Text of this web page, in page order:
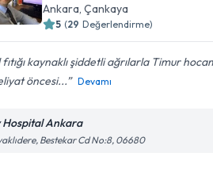
Ankara ,Çankaya
5 (29 Değerlendirme)
fıtığı kaynaklı şiddetli ağrılarla Timur
öncesi...
Devamı
Hospital Ankara
Bestekar Cd No:8, 06680